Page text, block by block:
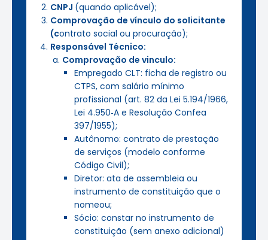
CNPJ (quando aplicável);
Comprovação de vínculo do solicitante
(contrato social ou procuração);
Responsável Técnico:
Comprovação de vinculo:
Empregado CLT: ficha de registro ou
CTPS, com salário mínimo
profissional (art. 82 da Lei 5.194/1966,
Lei 4.950‑A e Resolução Confea
397/1955);
Autônomo: contrato de prestação
de serviços (modelo conforme
Código Civil);
Diretor: ata de assembleia ou
instrumento de constituição que o
nomeou;
Sócio: constar no instrumento de
constituição (sem anexo adicional)